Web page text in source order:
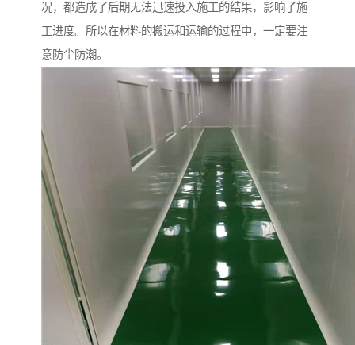
况，都造成了后期无法迅速投入施工的结果，影响了施
工进度。所以在材料的搬运和运输的过程中，一定要注
意防尘防潮。